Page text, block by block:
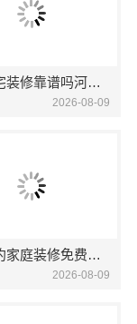
新郑住宅装修靠谱吗河南璟臻环保建材有限公司标准化施工
2026-08-09
现代简约家庭装修免费设计整体落地-福建尚艺空间新材料科技有限公司
2026-08-09